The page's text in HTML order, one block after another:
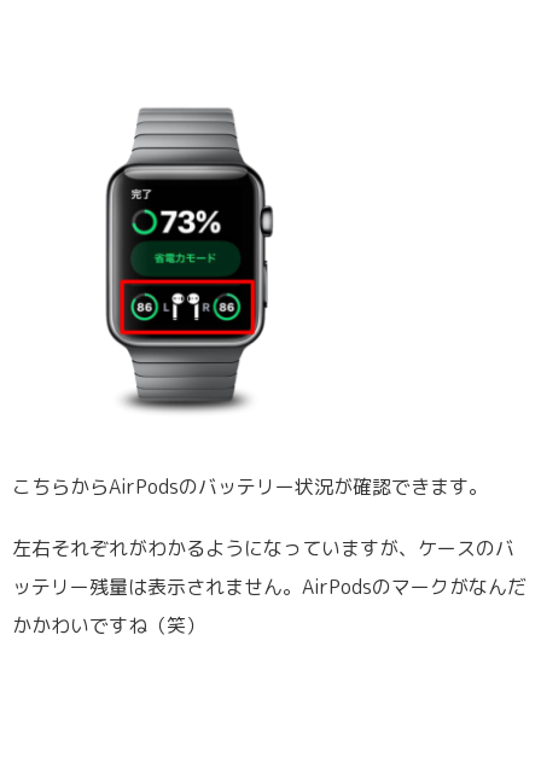
こちらからAirPodsのバッテリー状況が確認できます。
左右それぞれがわかるようになっていますが、ケースのバ
ッテリー残量は表示されません。AirPodsのマークがなんだ
かかわいですね（笑）